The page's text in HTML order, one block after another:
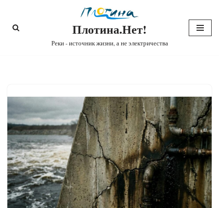
Перейти
Плотина.Нет!
Реки - источник жизни, а не электричества